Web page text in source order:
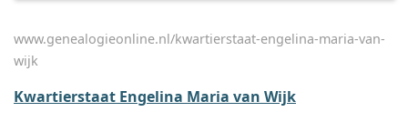
www.genealogieonline.nl/kwartierstaat-engelina-maria-van-
wijk
Kwartierstaat Engelina Maria van Wijk